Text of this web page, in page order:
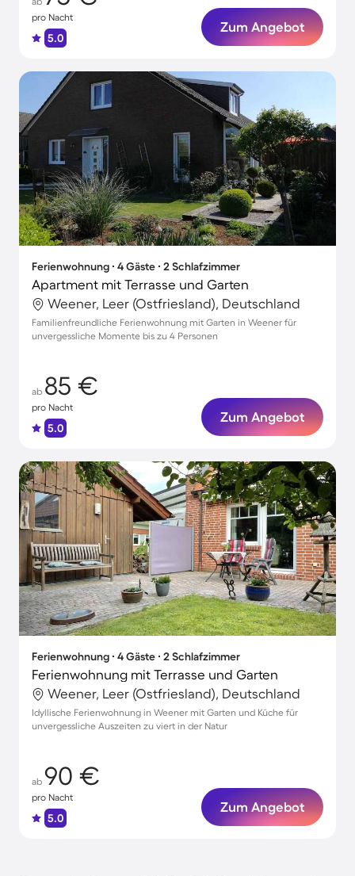
pro Nacht
5.0
Zum Angebot
Ferienwohnung ∙ 4 Gäste ∙ 2 Schlafzimmer
Apartment mit Terrasse und Garten
Weener, Leer (Ostfriesland), Deutschland
Familienfreundliche Ferienwohnung mit Garten in Weener für
unvergessliche Momente bis zu 4 Personen
ab 85 €
pro Nacht
5.0
Zum Angebot
Ferienwohnung ∙ 4 Gäste ∙ 2 Schlafzimmer
Ferienwohnung mit Terrasse und Garten
Weener, Leer (Ostfriesland), Deutschland
Idyllische Ferienwohnung in Weener mit Garten und Küche für
unvergessliche Auszeiten zu viert in der Natur
ab 90 €
pro Nacht
5.0
Zum Angebot